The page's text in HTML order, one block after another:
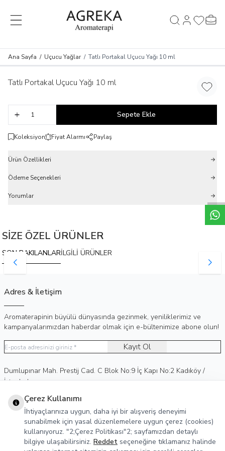
MENÜ Hesabım
Ana Sayfa / Uçucu Yağlar / Tatlı Portakal Uçucu Yağı 10 ml
Tatlı Portakal Uçucu Yağı 10 ml
Sepete Ekle
Koleksiyon Fiyat Alarmı Paylaş
Ürün Özellikleri
Ödeme Seçenekleri
Yorumlar
SİZE ÖZEL ÜRÜNLER
SON BAKILANLARİLGİLİ ÜRÜNLER
Adres & İletişim
Aromaterapinin büyülü dünyasında gezinmek, yeniliklerimiz ve
kampanyalarımızdan haberdar olmak için e-bültenimize abone olun!
Kayıt Ol
Adres
Dumlupınar Mah. Prestij Cad. C Blok No:9 İç Kapı No:2 Kadıköy /
İstanbul
Telefon
0 (530) 236 15 75
E-Posta
info@agreka.com.tr
Müşteri Hizmetleri
Yasal Bilgiler
Çerez Kullanımı
İhtiyaçlarınıza uygun, daha iyi bir alışveriş deneyimi
sunabilmek için yasal düzenlemelere uygun çerez (cookies)
kullanıyoruz. "2;Çerez Politikası"2; sayfamızdan detaylı
bilgiye ulaşabilirsiniz. Reddet seçeneğine tıklamanız halinde